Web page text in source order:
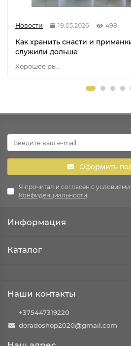
Новости 19.05.2026 498
Как хранить снасти и
служили дольше
Хорошее ры..
Оформить
Я прочитал и согласен с условиями
Конфиденциальности
Информация
Каталог
Наши контакты
+375447319220
doradoshop2020@gmail.com